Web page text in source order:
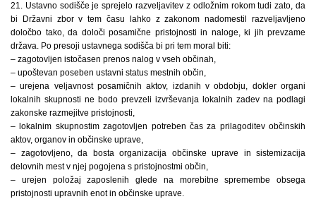
21. Ustavno sodišče je sprejelo razveljavitev z odložnim rokom tudi zato, da
bi Državni zbor v tem času lahko z zakonom nadomestil razveljavljeno
določbo tako, da določi posamične pristojnosti in naloge, ki jih prevzame
država. Po presoji ustavnega sodišča bi pri tem moral biti:
– zagotovljen istočasen prenos nalog v vseh občinah,
– upoštevan poseben ustavni status mestnih občin,
– urejena veljavnost posamičnih aktov, izdanih v obdobju, dokler organi
lokalnih skupnosti ne bodo prevzeli izvrševanja lokalnih zadev na podlagi
zakonske razmejitve pristojnosti,
– lokalnim skupnostim zagotovljen potreben čas za prilagoditev občinskih
aktov, organov in občinske uprave,
– zagotovljeno, da bosta organizacija občinske uprave in sistemizacija
delovnih mest v njej pogojena s pristojnostmi občin,
– urejen položaj zaposlenih glede na morebitne spremembe obsega
pristojnosti upravnih enot in občinske uprave.